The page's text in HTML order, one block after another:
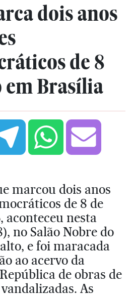
dois anos
de 8
Brasília
marcou dois anos
de 8 de
aconteceu nesta
no Salão Nobre do
e foi maracada
ao acervo da
de obras de
As